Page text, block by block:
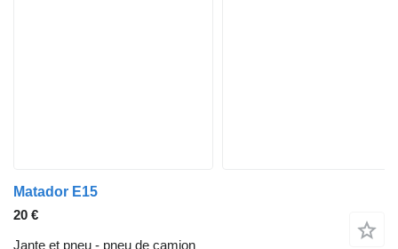
Matador E15
20 €
Jante et pneu - pneu de camion